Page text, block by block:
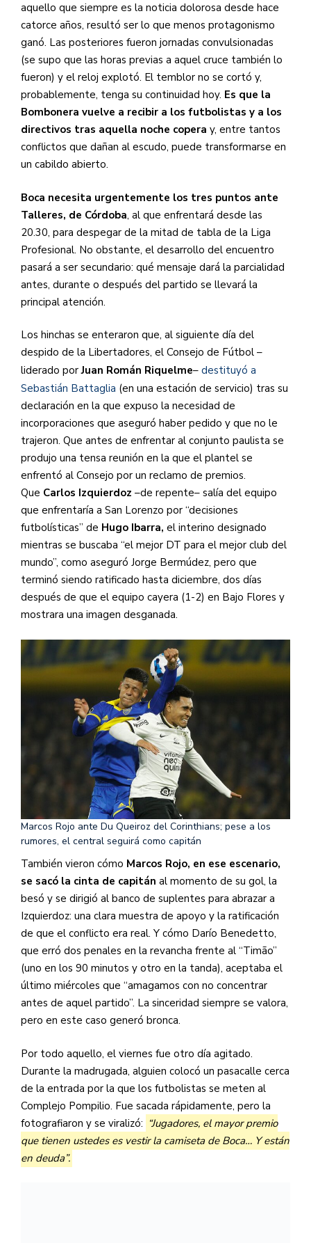
aquello que siempre es la noticia dolorosa desde hace
catorce años, resultó ser lo que menos protagonismo
ganó. Las posteriores fueron jornadas convulsionadas
(se supo que las horas previas a aquel cruce también lo
fueron) y el reloj explotó. El temblor no se cortó y,
probablemente, tenga su continuidad hoy. Es que la
Bombonera vuelve a recibir a los futbolistas y a los
directivos tras aquella noche copera y, entre tantos
conflictos que dañan al escudo, puede transformarse en
un cabildo abierto.
Boca necesita urgentemente los tres puntos ante
Talleres, de Córdoba, al que enfrentará desde las
20.30, para despegar de la mitad de tabla de la Liga
Profesional. No obstante, el desarrollo del encuentro
pasará a ser secundario: qué mensaje dará la parcialidad
antes, durante o después del partido se llevará la
principal atención.
Los hinchas se enteraron que, al siguiente día del
despido de la Libertadores, el Consejo de Fútbol –
liderado porJuan Román Riquelme– destituyó a
Sebastián Battaglia (en una estación de servicio) tras su
declaración en la que expuso la necesidad de
incorporaciones que aseguró haber pedido y que no le
trajeron. Que antes de enfrentar al conjunto paulista se
produjo una tensa reunión en la que el plantel se
enfrentó al Consejo por un reclamo de premios.
Que Carlos Izquierdoz –de repente– salía del equipo
que enfrentaría a San Lorenzo por “decisiones
futbolísticas” de Hugo Ibarra, el interino designado
mientras se buscaba “el mejor DT para el mejor club del
mundo”, como aseguró Jorge Bermúdez, pero que
terminó siendo ratificado hasta diciembre, dos días
después de que el equipo cayera (1-2) en Bajo Flores y
mostrara una imagen desganada.
Marcos Rojo ante Du Queiroz del Corinthians; pese a los
rumores, el central seguirá como capitán
También vieron cómo Marcos Rojo, en ese escenario,
se sacó la cinta de capitán al momento de su gol, la
besó y se dirigió al banco de suplentes para abrazar a
Izquierdoz: una clara muestra de apoyo y la ratificación
de que el conflicto era real. Y cómo Darío Benedetto,
que erró dos penales en la revancha frente al “Timão”
(uno en los 90 minutos y otro en la tanda), aceptaba el
último miércoles que “amagamos con no concentrar
antes de aquel partido”. La sinceridad siempre se valora,
pero en este caso generó bronca.
Por todo aquello, el viernes fue otro día agitado.
Durante la madrugada, alguien colocó un pasacalle cerca
de la entrada por la que los futbolistas se meten al
Complejo Pompilio. Fue sacada rápidamente, pero la
fotografiaron y se viralizó: “Jugadores, el mayor premio
que tienen ustedes es vestir la camiseta de Boca… Y están
en deuda”.